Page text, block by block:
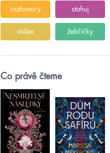
rozhovory stahuj
videa žebříčky
Co právě čteme